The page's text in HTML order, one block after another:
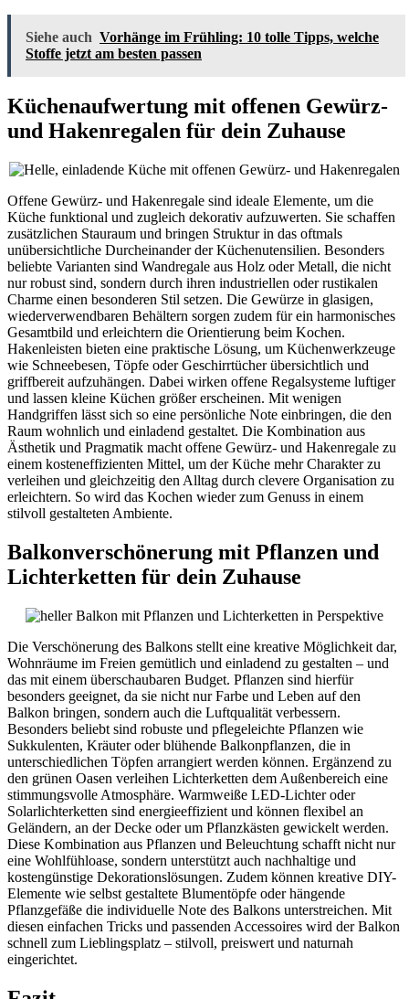
Siehe auch Vorhänge im Frühling: 10 tolle Tipps, welche
Stoffe jetzt am besten passen
Küchenaufwertung mit offenen Gewürz-
und Hakenregalen für dein Zuhause
Offene Gewürz- und Hakenregale sind ideale Elemente, um die
Küche funktional und zugleich dekorativ aufzuwerten. Sie schaffen
zusätzlichen Stauraum und bringen Struktur in das oftmals
unübersichtliche Durcheinander der Küchenutensilien. Besonders
beliebte Varianten sind Wandregale aus Holz oder Metall, die nicht
nur robust sind, sondern durch ihren industriellen oder rustikalen
Charme einen besonderen Stil setzen. Die Gewürze in glasigen,
wiederverwendbaren Behältern sorgen zudem für ein harmonisches
Gesamtbild und erleichtern die Orientierung beim Kochen.
Hakenleisten bieten eine praktische Lösung, um Küchenwerkzeuge
wie Schneebesen, Töpfe oder Geschirrtücher übersichtlich und
griffbereit aufzuhängen. Dabei wirken offene Regalsysteme luftiger
und lassen kleine Küchen größer erscheinen. Mit wenigen
Handgriffen lässt sich so eine persönliche Note einbringen, die den
Raum wohnlich und einladend gestaltet. Die Kombination aus
Ästhetik und Pragmatik macht offene Gewürz- und Hakenregale zu
einem kosteneffizienten Mittel, um der Küche mehr Charakter zu
verleihen und gleichzeitig den Alltag durch clevere Organisation zu
erleichtern. So wird das Kochen wieder zum Genuss in einem
stilvoll gestalteten Ambiente.
Balkonverschönerung mit Pflanzen und
Lichterketten für dein Zuhause
Die Verschönerung des Balkons stellt eine kreative Möglichkeit dar,
Wohnräume im Freien gemütlich und einladend zu gestalten – und
das mit einem überschaubaren Budget. Pflanzen sind hierfür
besonders geeignet, da sie nicht nur Farbe und Leben auf den
Balkon bringen, sondern auch die Luftqualität verbessern.
Besonders beliebt sind robuste und pflegeleichte Pflanzen wie
Sukkulenten, Kräuter oder blühende Balkonpflanzen, die in
unterschiedlichen Töpfen arrangiert werden können. Ergänzend zu
den grünen Oasen verleihen Lichterketten dem Außenbereich eine
stimmungsvolle Atmosphäre. Warmweiße LED-Lichter oder
Solarlichterketten sind energieeffizient und können flexibel an
Geländern, an der Decke oder um Pflanzkästen gewickelt werden.
Diese Kombination aus Pflanzen und Beleuchtung schafft nicht nur
eine Wohlfühloase, sondern unterstützt auch nachhaltige und
kostengünstige Dekorationslösungen. Zudem können kreative DIY-
Elemente wie selbst gestaltete Blumentöpfe oder hängende
Pflanzgefäße die individuelle Note des Balkons unterstreichen. Mit
diesen einfachen Tricks und passenden Accessoires wird der Balkon
schnell zum Lieblingsplatz – stilvoll, preiswert und naturnah
eingerichtet.